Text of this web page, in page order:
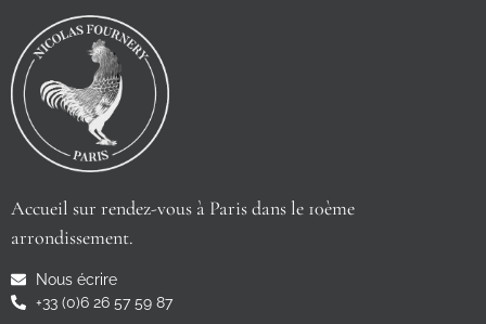
Accueil sur rendez-vous à Paris dans le 10ème
arrondissement.
Nous écrire
+33 (0)6 26 57 59 87